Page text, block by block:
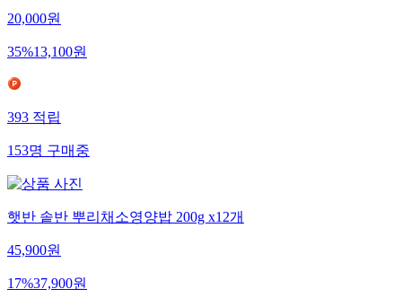
20,000원
35%13,100원
393적립
153명구매중
햇반 솥반 뿌리채소영양밥 200g x12개
45,900원
17%37,900원